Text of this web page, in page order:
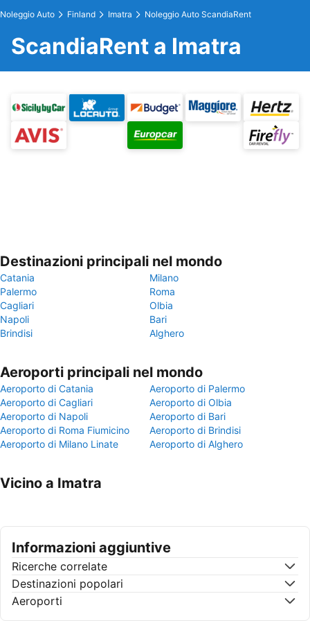
Noleggio Auto Finland Imatra Noleggio Auto ScandiaRent
ScandiaRent a Imatra
Destinazioni principali nel mondo
Catania
Milano
Palermo
Roma
Cagliari
Olbia
Napoli
Bari
Brindisi
Alghero
Aeroporti principali nel mondo
Aeroporto di Catania
Aeroporto di Palermo
Aeroporto di Cagliari
Aeroporto di Olbia
Aeroporto di Napoli
Aeroporto di Bari
Aeroporto di Roma Fiumicino
Aeroporto di Brindisi
Aeroporto di Milano Linate
Aeroporto di Alghero
Vicino a Imatra
Informazioni aggiuntive
Ricerche correlate
Destinazioni popolari
Aeroporti